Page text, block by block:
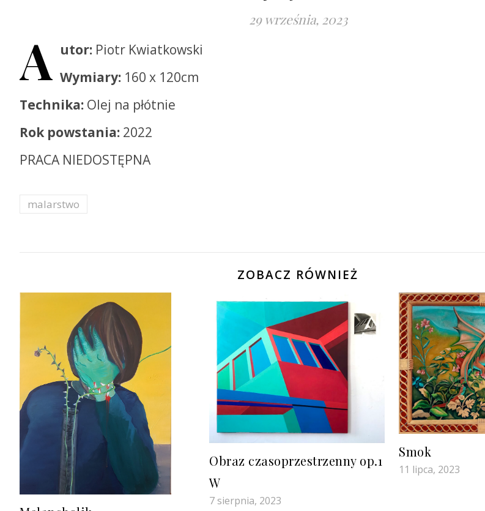
29 września, 2023
A utor: Piotr Kwiatkowski
Wymiary: 160 x 120cm
Technika: Olej na płótnie
Rok powstania: 2022
PRACA NIEDOSTĘPNA
malarstwo
ZOBACZ RÓWNIEŻ
Obraz czasoprzestrzenny op.1
W
7 sierpnia, 2023
Smok
11 lipca, 2023